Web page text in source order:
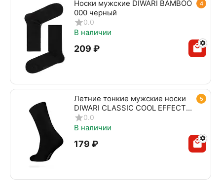
4
Носки мужские DIWARI BAMBOO
000 черный
0.0
В наличии
‍209‍ ₽
5
Летние тонкие мужские носки
DIWARI CLASSIC COOL EFFECT
010 черный
0.0
В наличии
‍179‍ ₽